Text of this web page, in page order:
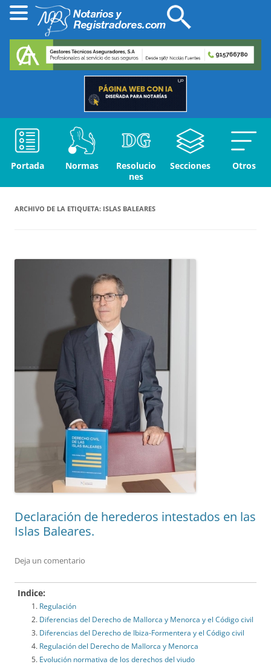
Portada Normas
Resolucio
nes
Secciones Otros
ARCHIVO DE LA ETIQUETA: ISLAS BALEARES
Declaración de herederos intestados en las
Islas Baleares.
Deja un comentario
Indice:
Regulación
Diferencias del Derecho de Mallorca y Menorca y el Código civil
Diferencias del Derecho de Ibiza-Formentera y el Código civil
Regulación del Derecho de Mallorca y Menorca
Evolución normativa de los derechos del viudo